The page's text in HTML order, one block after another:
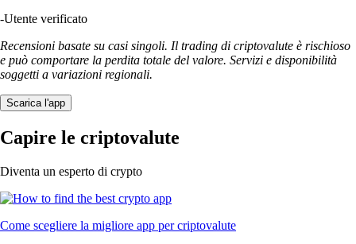
-Utente verificato
Recensioni basate su casi singoli. Il trading di criptovalute è rischioso
e può comportare la perdita totale del valore. Servizi e disponibilità
soggetti a variazioni regionali.
Scarica l'app
Capire le criptovalute
Diventa un esperto di crypto
Come scegliere la migliore app per criptovalute